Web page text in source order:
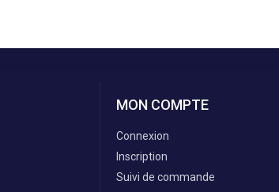
MON COMPTE
Connexion
Inscription
Suivi de commande